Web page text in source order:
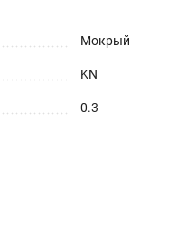
Мокрый
KN
0.3